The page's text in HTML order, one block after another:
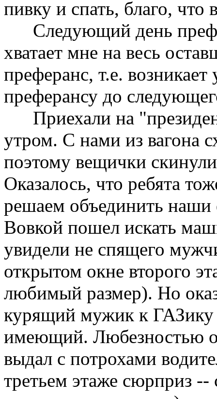
пивку и спать, благо,
Следующий день
хватает мне на весь
преферанс, т.е. возникает
преферансу до
Приехали на
утром. С нами из вагона
поэтому вещички
Оказалось, что ребята
решаем объединить
Вовкой пошел искать
увидели не спящего
открытом окне второго
любимый размер). Но
курящий мужик к ГАЗику
имеющий. Любезностью
выдал с потрохами
третьем этаже сюрприз